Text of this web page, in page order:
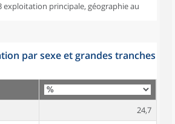
exploitation principale, géographie au
par sexe et grandes tranches
24,7